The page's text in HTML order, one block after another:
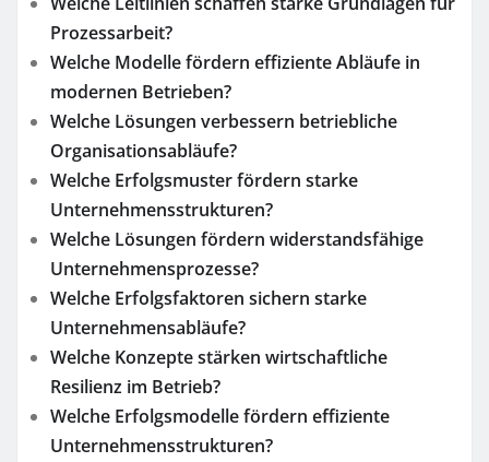
Prozessarbeit?
Welche Modelle fördern effiziente Abläufe in
modernen Betrieben?
Welche Lösungen verbessern betriebliche
Organisationsabläufe?
Welche Erfolgsmuster fördern starke
Unternehmensstrukturen?
Welche Lösungen fördern widerstandsfähige
Unternehmensprozesse?
Welche Erfolgsfaktoren sichern starke
Unternehmensabläufe?
Welche Konzepte stärken wirtschaftliche
Resilienz im Betrieb?
Welche Erfolgsmodelle fördern effiziente
Unternehmensstrukturen?